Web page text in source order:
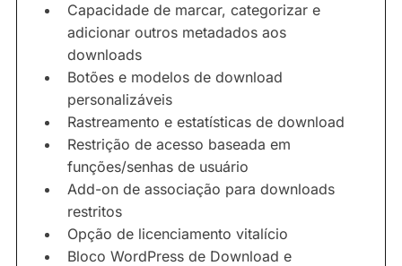
Capacidade de marcar, categorizar e
adicionar outros metadados aos
downloads
Botões e modelos de download
personalizáveis
Rastreamento e estatísticas de download
Restrição de acesso baseada em
funções/senhas de usuário
Add-on de associação para downloads
restritos
Opção de licenciamento vitalício
Bloco WordPress de Download e